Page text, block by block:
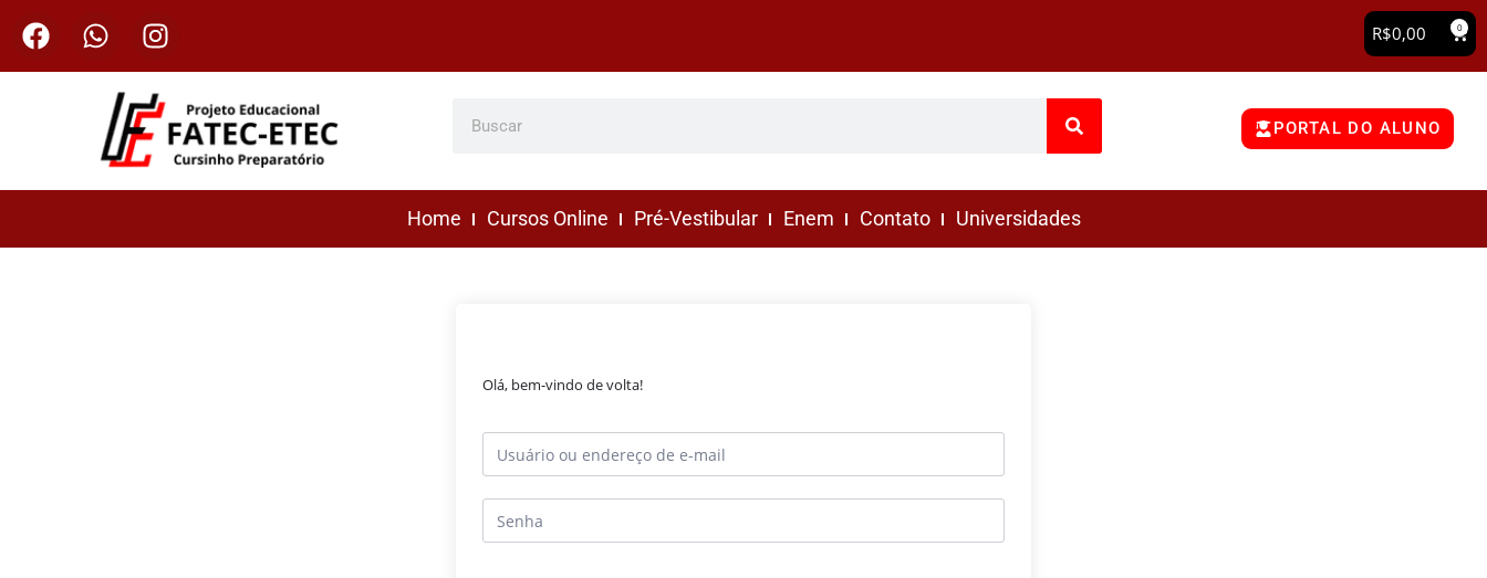
R$0,00 0
PORTAL DO ALUNO
Home Cursos Online Pré-Vestibular Enem Contato Universidades
Olá, bem-vindo de volta!